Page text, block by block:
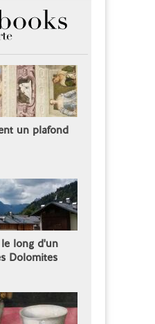
un plafond
long d'un
Dolomites